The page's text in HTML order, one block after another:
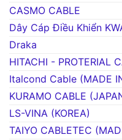
CASMO CABLE
Dây Cáp Điều Khiển
Draka
HITACHI - PROTERIAL
Italcond Cable (MADE
KURAMO CABLE
LS-VINA (KOREA)
TAIYO CABLETEC